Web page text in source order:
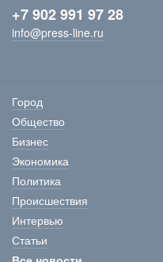
+7 902 991 97 28
info@press-line.ru
Город
Общество
Бизнес
Экономика
Политика
Происшествия
Интервью
Статьи